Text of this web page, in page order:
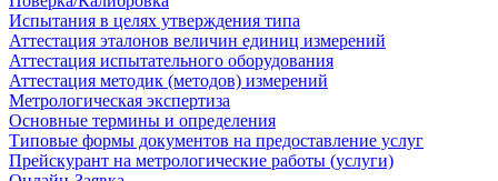
Испытания в целях утверждения типа
Аттестация эталонов величин единиц измерений
Аттестация испытательного оборудования
Аттестация методик (методов) измерений
Метрологическая экспертиза
Основные термины и определения
Типовые формы документов на предоставление услуг
Прейскурант на метрологические работы (услуги)